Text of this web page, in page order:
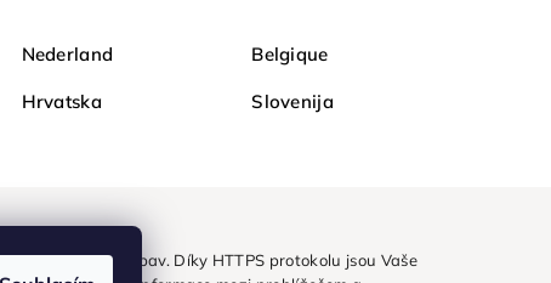
Nederland Belgique
Hrvatska Slovenija
a bez obav. Díky HTTPS protokolu jsou Vaše